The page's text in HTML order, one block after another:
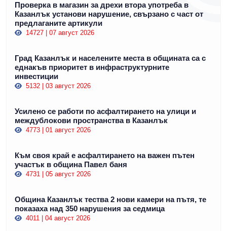
Проверка в магазин за дрехи втора употреба в
Казанлък установи нарушение, свързано с част от
предлаганите артикули
14727 | 07 август 2026
Град Казанлък и населените места в общината са с
еднакъв приоритет в инфраструктурните
инвестиции
5132 | 03 август 2026
Усилено се работи по асфалтирането на улици и
междублокови пространства в Казанлък
4773 | 01 август 2026
Към своя край е асфалтирането на важен пътен
участък в община Павел баня
4731 | 05 август 2026
Община Казанлък тества 2 нови камери на пътя, те
показаха над 350 нарушения за седмица
4011 | 04 август 2026